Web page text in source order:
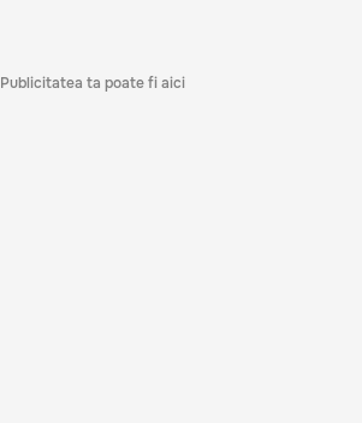
Publicitatea ta poate fi aici